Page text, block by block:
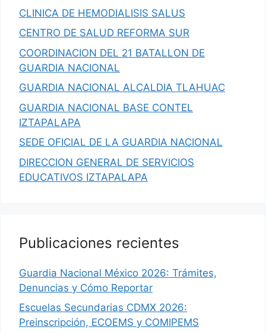
CLINICA DE HEMODIALISIS SALUS
CENTRO DE SALUD REFORMA SUR
COORDINACION DEL 21 BATALLON DE
GUARDIA NACIONAL
GUARDIA NACIONAL ALCALDIA TLAHUAC
GUARDIA NACIONAL BASE CONTEL
IZTAPALAPA
SEDE OFICIAL DE LA GUARDIA NACIONAL
DIRECCION GENERAL DE SERVICIOS
EDUCATIVOS IZTAPALAPA
Publicaciones recientes
Guardia Nacional México 2026: Trámites,
Denuncias y Cómo Reportar
Escuelas Secundarias CDMX 2026:
Preinscripción, ECOEMS y COMIPEMS